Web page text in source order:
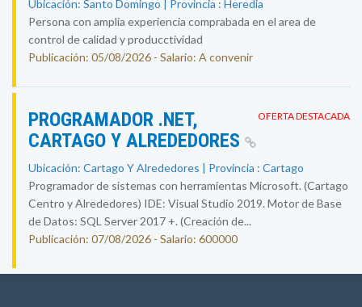
Ubicación: Santo Domingo | Provincia : Heredia
Persona con amplia experiencia comprabada en el area de
control de calidad y producctividad
Publicación: 05/08/2026 - Salario: A convenir
OFERTA DESTACADA
PROGRAMADOR .NET,
CARTAGO Y ALREDEDORES
Ubicación: Cartago Y Alrededores | Provincia : Cartago
Programador de sistemas con herramientas Microsoft. (Cartago
Centro y Alrededores) IDE: Visual Studio 2019. Motor de Base
de Datos: SQL Server 2017 +. (Creación de...
Publicación: 07/08/2026 - Salario: 600000